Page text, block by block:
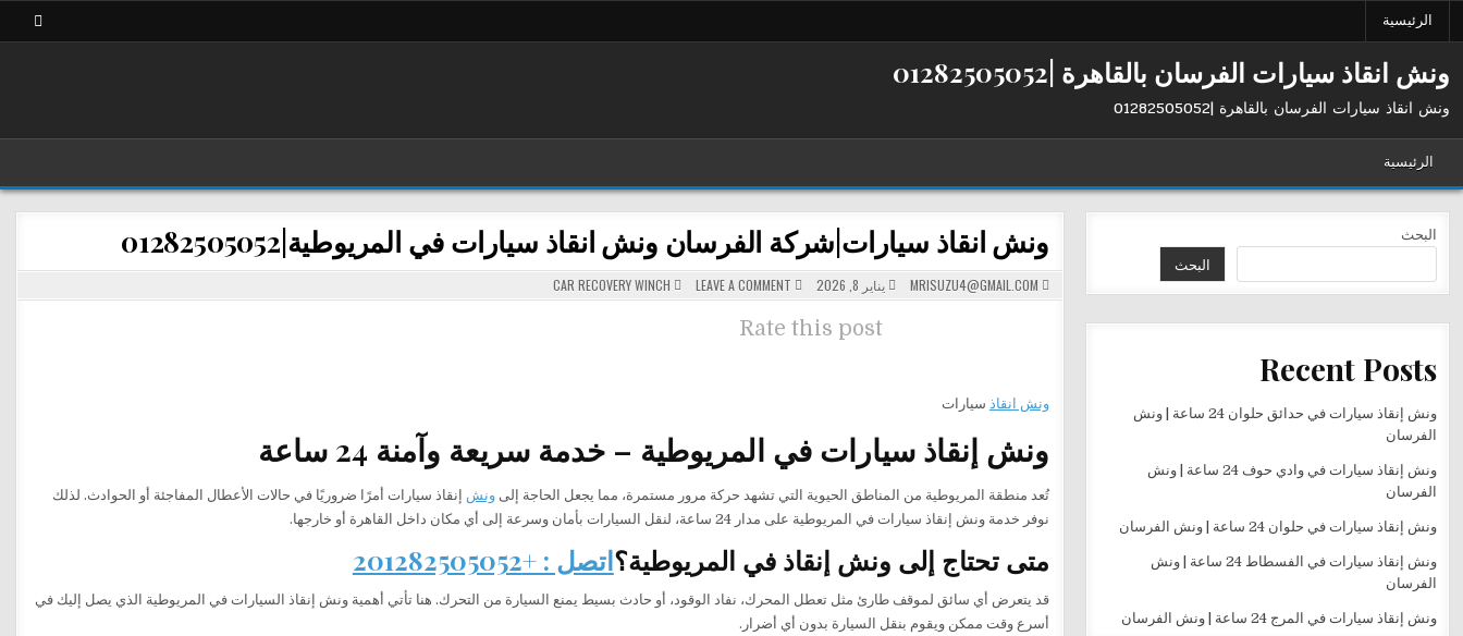
الرئيسية
ونش انقاذ سيارات الفرسان بالقاهرة |01282505052
ونش انقاذ سيارات الفرسان بالقاهرة |01282505052
الرئيسية
ونش انقاذ سيارات|شركة الفرسان ونش انقاذ سيارات في المريوطية|01282505052
MRISUZU4@GMAIL.COM يناير 8, 2026 LEAVE A COMMENT
ON
ونش
POSTED
IN
CAR RECOVERY WINCH
Rate this post
ونش انقاذ سيارات
ونش إنقاذ سيارات في المريوطية – خدمة سريعة وآمنة 24 ساعة
تُعد منطقة المريوطية من المناطق الحيوية التي تشهد حركة مرور مستمرة، مما يجعل الحاجة إلىونش إنقاذ سيارات أمرًا ضروريًا في حالات الأعطال المفاجئة أو الحوادث. لذلك
نوفر خدمة ونش إنقاذ سيارات في المريوطية على مدار 24 ساعة، لنقل السيارات بأمان وسرعة إلى أي مكان داخل القاهرة أو خارجها.
متى تحتاج إلى ونش إنقاذ في المريوطية؟اتصل : +201282505052
قد يتعرض أي سائق لموقف طارئ مثل تعطل المحرك، نفاد الوقود، أو حادث بسيط يمنع السيارة من التحرك. هنا تأتي أهمية ونش إنقاذ السيارات في المريوطية الذي يصل إليك في
أسرع وقت ممكن ويقوم بنقل السيارة بدون أي أضرار.
البحث
البحث
Recent Posts
ونش إنقاذ سيارات في حدائق حلوان 24 ساعة | ونش
الفرسان
ونش إنقاذ سيارات في وادي حوف 24 ساعة | ونش
الفرسان
ونش إنقاذ سيارات في حلوان 24 ساعة | ونش الفرسان
ونش إنقاذ سيارات في الفسطاط 24 ساعة | ونش
الفرسان
ونش إنقاذ سيارات في المرج 24 ساعة | ونش الفرسان